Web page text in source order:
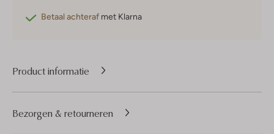
Betaal achteraf met Klarna
Product informatie
Bezorgen & retourneren